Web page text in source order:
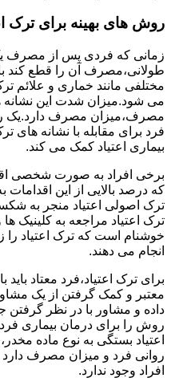
روش های بهینه برای ترک
زمانی که فردی پس از مصرف
طولانی،مصرف آن را قطع کند
مختلفی مانند خماری و علائم
می شود.میزان شدت این نشانه
مصرف،میزان مصرف دارد.یک
فرد برای مقابله با نشانه های
بیماری اعتیاد کمک می کند.
برخی افراد به صورت شخصی
که درصد بالایی از این اقدامات
ترک اصولی اعتیاد منجر به
ترک اعتیاد مراجعه به کلینیک
خوشنام است که ترک اعتیاد را
انجام می دهند.
برای ترک اعتیاد،فرد معتاد
معتبر و کمک گرفتن از یک
داده و مشاور با در نظر گرفتن
روش را برای درمان بیماری
اعتیاد بستگی به نوع ماده
روانی فرد و میزان مصرف
افراد وجود ندارد.